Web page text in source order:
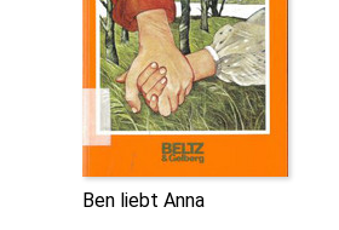
Ben liebt Anna